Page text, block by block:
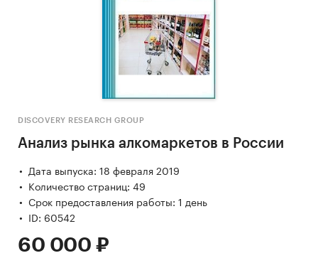
DISCOVERY RESEARCH GROUP
Анализ рынка алкомаркетов в России
Дата выпуска: 18 февраля 2019
Количество страниц: 49
Срок предоставления работы: 1 день
ID: 60542
60 000 ₽